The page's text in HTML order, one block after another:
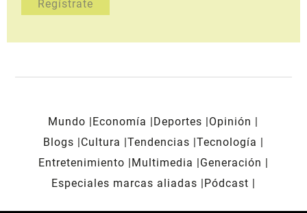
Mundo Economía Deportes
Opinión
Blogs
Cultura Tendencias Tecnología
Entretenimiento
Multimedia
Generación
Especiales marcas aliadas
Pódcast